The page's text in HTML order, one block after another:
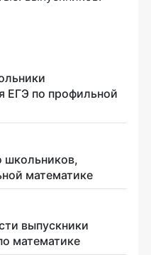
ЕГЭ по профильной
школьников,
математике
выпускники
математике